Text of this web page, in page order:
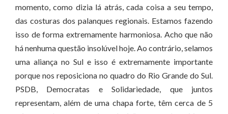
momento, como dizia lá atrás, cada coisa a seu tempo,
das costuras dos palanques regionais. Estamos fazendo
isso de forma extremamente harmoniosa. Acho que não
há nenhuma questão insolúvel hoje. Ao contrário, selamos
uma aliança no Sul e isso é extremamente importante
porque nos reposiciona no quadro do Rio Grande do Sul.
PSDB, Democratas e Solidariedade, que juntos
representam, além de uma chapa forte, têm cerca de 5